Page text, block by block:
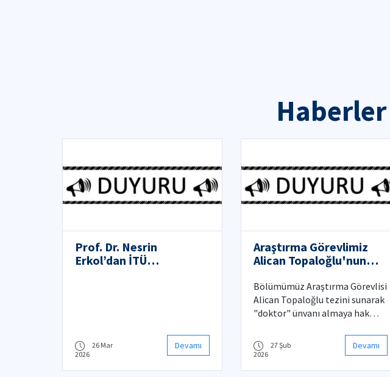
Prof. Dr. Nesrin
Erkol’dan İTÜ
26 Mar
2026
Devamı
Araştırma Görevlimiz
Alican Topaloğlu'nun
Bölümümüz Araştırma Görevlisi
Alican Topaloğlu tezini sunarak
"doktor" ünvanı almaya hak
27 Şub
2026
Devamı